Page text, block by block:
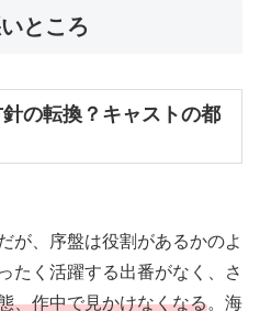
ところ
の転換？キャストの都
が、序盤は役割があるかのよ
たく活躍する出番がなく、さ
、作中で見かけなくなる。海